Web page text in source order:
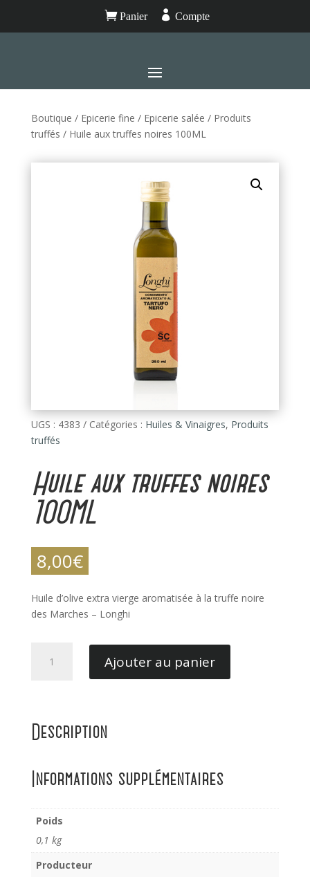
Panier  Compte
Boutique / Epicerie fine / Epicerie salée / Produits
truffés / Huile aux truffes noires 100ML
UGS : 4383 Catégories : Huiles & Vinaigres, Produits
truffés
Huile aux truffes noires
100ML
8,00€
Huile d’olive extra vierge aromatisée à la truffe noire
des Marches – Longhi
noires
Ajouter au panier
Description
Informations supplémentaires
Poids
0,1 kg
Producteur